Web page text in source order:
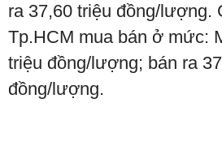
ra 37,60 triệu đồng/lượng.
Tp.HCM mua bán ở mức:
triệu đồng/lượng; bán ra
đồng/lượng.